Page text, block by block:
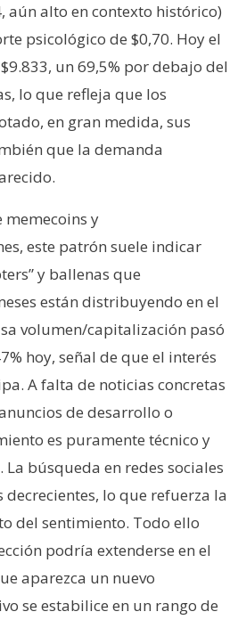
aún alto en contexto histórico)
psicológico de $0,70. Hoy el
un 69,5% por debajo del
lo que refleja que los
en gran medida, sus
que la demanda
memecoins y
este patrón suele indicar
y ballenas que
están distribuyendo en el
volumen/capitalización pasó
hoy, señal de que el interés
A falta de noticias concretas
de desarrollo o
es puramente técnico y
búsqueda en redes sociales
lo que refuerza la
del sentimiento. Todo ello
podría extenderse en el
aparezca un nuevo
se estabilice en un rango de